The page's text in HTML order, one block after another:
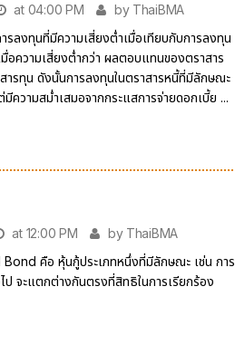
at 04:00 PM
by ThaiBMA
รลงทุนที่มีความเสี่ยงต่ำเมื่อเทียบกับการลงทุน
อความเสี่ยงต่ำกว่า ผลตอบแทนของตราสาร
รทุน ดังนั้นการลงทุนในตราสารหนี้ที่มีลักษณะ
วามสม่ำเสมอจากกระแสการจ่ายดอกเบี้ย ...
at 12:00 PM
by ThaiBMA
คือ หุ้นกู้ประเภทหนึ่งที่มีลักษณะ เช่น การ
ป จะแตกต่างกันตรงที่สิทธิในการเรียกร้อง